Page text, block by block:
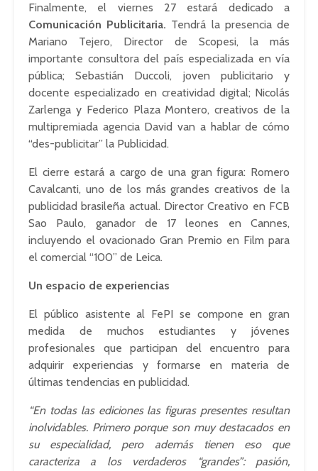
Finalmente, el viernes 27 estará dedicado a
Comunicación Publicitaria. Tendrá la presencia de
Mariano Tejero, Director de Scopesi, la más
importante consultora del país especializada en vía
pública; Sebastián Duccoli, joven publicitario y
docente especializado en creatividad digital; Nicolás
Zarlenga y Federico Plaza Montero, creativos de la
multipremiada agencia David van a hablar de cómo
“des-publicitar” la Publicidad.
El cierre estará a cargo de una gran figura: Romero
Cavalcanti, uno de los más grandes creativos de la
publicidad brasileña actual. Director Creativo en FCB
Sao Paulo, ganador de 17 leones en Cannes,
incluyendo el ovacionado Gran Premio en Film para
el comercial “100” de Leica.
Un espacio de experiencias
El público asistente al FePI se compone en gran
medida de muchos estudiantes y jóvenes
profesionales que participan del encuentro para
adquirir experiencias y formarse en materia de
últimas tendencias en publicidad.
“En todas las ediciones las figuras presentes resultan
inolvidables. Primero porque son muy destacados en
su especialidad, pero además tienen eso que
caracteriza a los verdaderos “grandes”: pasión,